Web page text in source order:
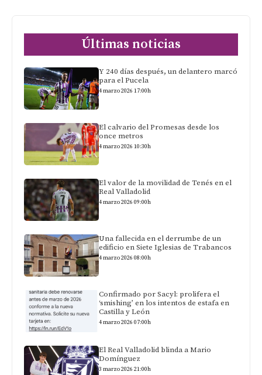
Últimas noticias
Y 240 días después, un delantero marcó
para el Pucela
4 marzo 2026 17:00h
El calvario del Promesas desde los
once metros
4 marzo 2026 10:30h
El valor de la movilidad de Tenés en el
Real Valladolid
4 marzo 2026 09:00h
Una fallecida en el derrumbe de un
edificio en Siete Iglesias de Trabancos
4 marzo 2026 08:00h
Confirmado por Sacyl: prolifera el
‘smishing’ en los intentos de estafa en
Castilla y León
4 marzo 2026 07:00h
El Real Valladolid blinda a Mario
Domínguez
3 marzo 2026 21:00h